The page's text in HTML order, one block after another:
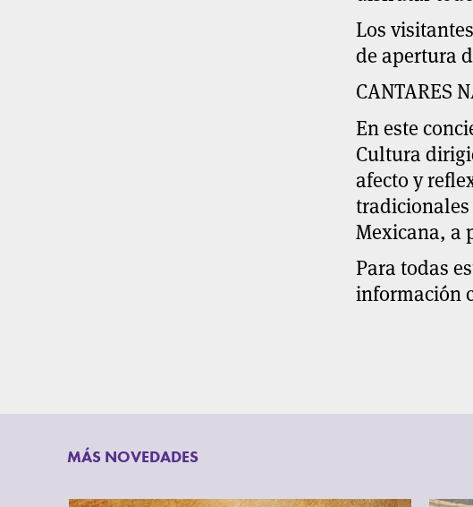
Los
de apertura
CANTARES
En este
Cultura
afecto y
Mexicana, a
Para todas
información
MÁS NOVEDADES